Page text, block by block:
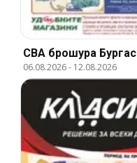
CBA брошура Бургас
06.08.2026- 12.08.2026